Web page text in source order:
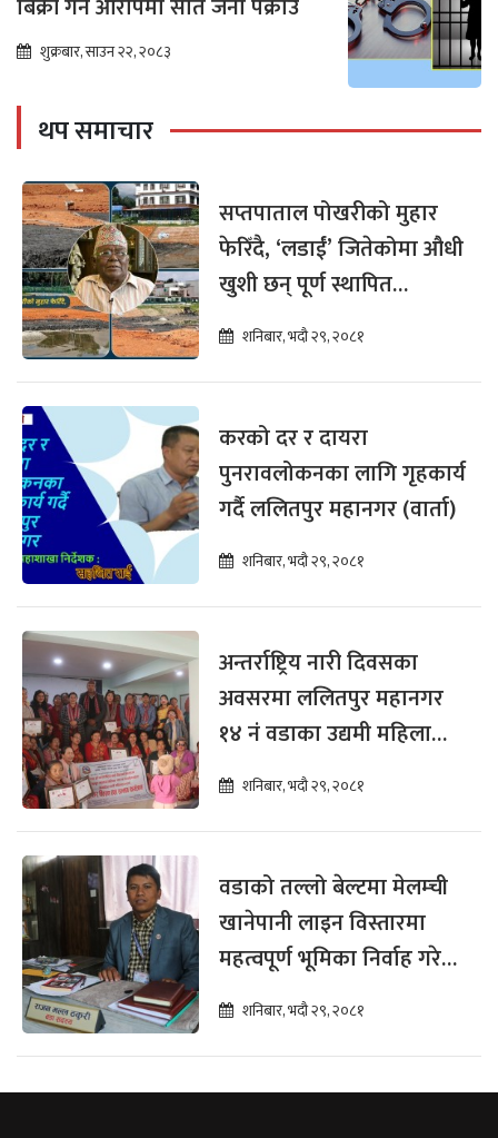
बिक्री गर्ने आरोपमा सात जना पक्राउ
शुक्रबार, साउन २२, २०८३
थप समाचार
सप्तपाताल पोखरीको मुहार
फेरिँदै, ‘लडाईं’ जितेकोमा औधी
खुशी छन् पूर्ण स्थापित
(भिडियाे)
शनिबार, भदौ २९, २०८१
करको दर र दायरा
पुनरावलोकनका लागि गृहकार्य
गर्दै ललितपुर महानगर (वार्ता)
शनिबार, भदौ २९, २०८१
अन्तर्राष्ट्रिय नारी दिवसका
अवसरमा ललितपुर महानगर
१४ नं वडाका उद्यमी महिलालाई
पुरस्कार तथा सम्मान (भिडियो)
शनिबार, भदौ २९, २०८१
वडाको तल्लो बेल्टमा मेलम्ची
खानेपानी लाइन विस्तारमा
महत्वपूर्ण भूमिका निर्वाह गरेको
छु : राजनमल्ल ठकुरी, वडा
सदस्य २३ नं. वडा
शनिबार, भदौ २९, २०८१